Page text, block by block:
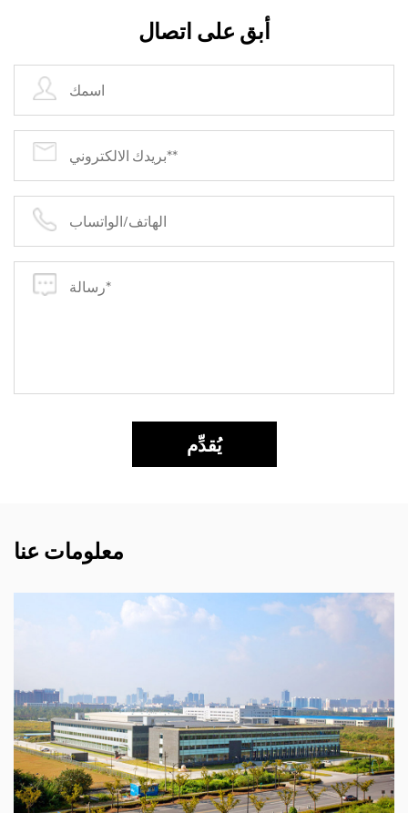
وفي الختام، فإن قرص القطع المصنوع من الفولاذ
المقاوم للصدأ والإينوكس هو الخيار الأمثل لحلول القطع
عالية الجودة. إن أداء القطع وتعدد الاستخدامات والمتانة
والسلامة والدقة يجعلها إضافة قيمة لأي ورشة عمل أو
موقع بناء. اتصل بنا اليوم لمزيد من المعلومات ولتقديم
طلبك.
أبق على اتصال
يُقدِّم
معلومات عنا